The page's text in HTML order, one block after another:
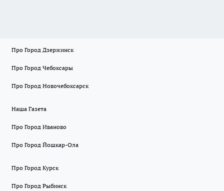
Про Город Дзержинск
Про Город Чебоксары
Про Город Новочебоксарск
Наша Газета
Про Город Иваново
Про Город Йошкар-Ола
Про Город Курск
Про Город Рыбинск